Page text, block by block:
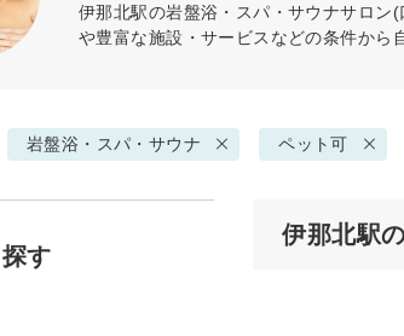
伊那北駅の岩盤浴・スパ・サウナサロン(
や豊富な施設・サービスなどの条件から
岩盤浴・スパ・サウナ ペット可
伊那北駅
す